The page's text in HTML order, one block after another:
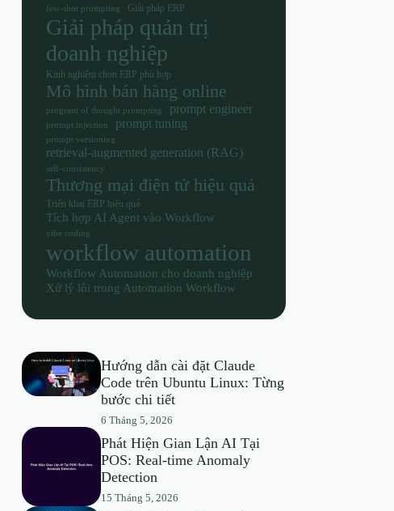
few-shot prompting Giải pháp ERP
Giải pháp quản trị
doanh nghiệp
Kinh nghiệm chọn ERP phù hợp
Mô hình bán hàng online
program of thought prompting prompt engineer
prompt injection prompt tuning
prompt versioning
retrieval-augmented generation (RAG)
self-consistency
Thương mại điện tử hiệu quả
Triển khai ERP hiệu quả
Tích hợp AI Agent vào Workflow
vibe coding
workflow automation
Workflow Automation cho doanh nghiệp
Xử lý lỗi trong Automation Workflow
Hướng dẫn cài đặt Claude
Code trên Ubuntu Linux: Từng
bước chi tiết
6 Tháng 5, 2026
Phát Hiện Gian Lận AI Tại
POS: Real-time Anomaly
Detection
15 Tháng 5, 2026